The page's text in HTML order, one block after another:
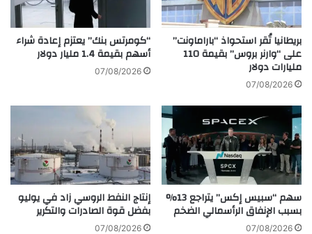
م
ك
ا
و
ل
ص
ي
ن
ا
أ
ث
ا
ث
ف
ع
ت
ك
ا
ل
ي
ف
بريطانيا تُقر استحواذ “باراماونت”
على “وارنر بروس” بقيمة 110
مليارات دولار
07/08/2026
“كومرتس بنك” يعتزم إعادة شراء
أسهم بقيمة 1.4 مليار دولار
07/08/2026
سهم “سبيس إكس” يتراجع 13%
بسبب الإنفاق الرأسمالي الضخم
07/08/2026
إنتاج النفط الروسي زاد في يوليو
بفضل قوة الصادرات والتكرير
07/08/2026